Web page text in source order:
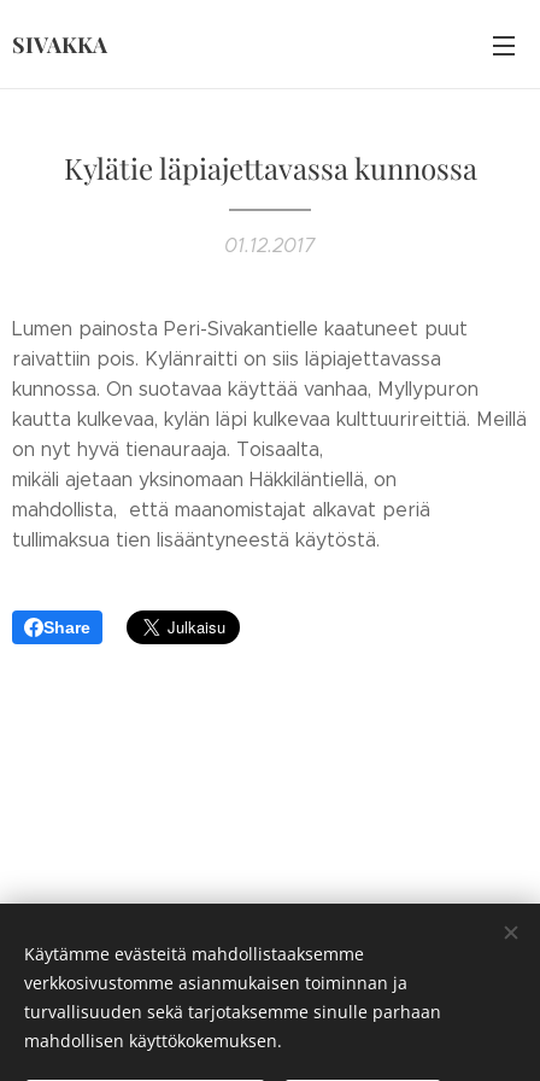
SIVAKKA
Kylätie läpiajettavassa kunnossa
01.12.2017
Lumen painosta Peri-Sivakantielle kaatuneet puut
raivattiin pois. Kylänraitti on siis läpiajettavassa
kunnossa. On suotavaa käyttää vanhaa, Myllypuron
kautta kulkevaa, kylän läpi kulkevaa kulttuurireittiä. Meillä
on nyt hyvä tienauraaja. Toisaalta,
mikäli ajetaan yksinomaan Häkkiläntiellä, on
mahdollista, että maanomistajat alkavat periä
tullimaksua tien lisääntyneestä käytöstä.
Share
Käytämme evästeitä mahdollistaaksemme
verkkosivustomme asianmukaisen toiminnan ja
turvallisuuden sekä tarjotaksemme sinulle parhaan
mahdollisen käyttökokemuksen.